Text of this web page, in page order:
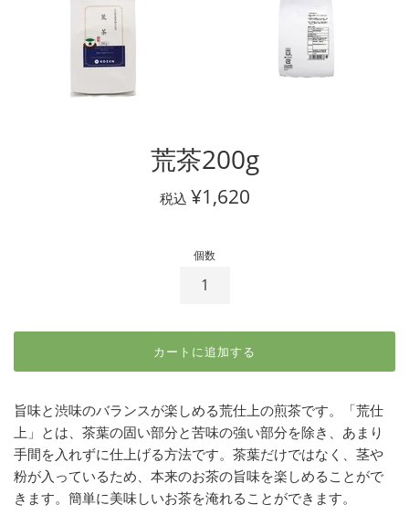
荒茶200g
税込 通
格
¥1,620
個数
カートに追加する
旨味と渋味のバランスが楽しめる荒仕上の煎茶です。「荒仕
上」とは、茶葉の固い部分と苦味の強い部分を除き、あまり
手間を入れずに仕上げる方法です。茶葉だけではなく、茎や
粉が入っているため、本来のお茶の旨味を楽しめることがで
きます。簡単に美味しいお茶を淹れることができます。